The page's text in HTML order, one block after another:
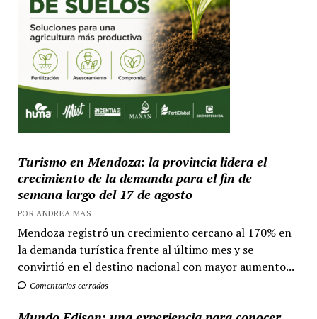
Turismo en Mendoza: la provincia lidera el
crecimiento de la demanda para el fin de
semana largo del 17 de agosto
POR ANDREA MAS
Mendoza registró un crecimiento cercano al 170% en
la demanda turística frente al último mes y se
convirtió en el destino nacional con mayor aumento...
Comentarios cerrados